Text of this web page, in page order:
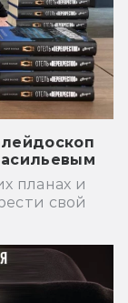
планах и
свой